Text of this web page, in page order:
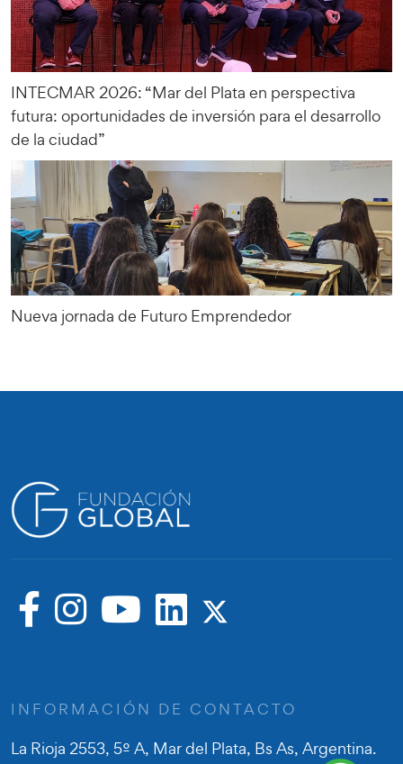
INTECMAR 2026: “Mar del Plata en perspectiva
futura: oportunidades de inversión para el desarrollo
de la ciudad”
Nueva jornada de Futuro Emprendedor
INFORMACIÓN DE CONTACTO
La Rioja 2553, 5º A, Mar del Plata, Bs As, Argentina.